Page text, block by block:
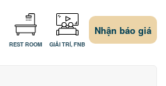
REST ROOM GIẢI TRÍ, FNB
Nhận báo giá